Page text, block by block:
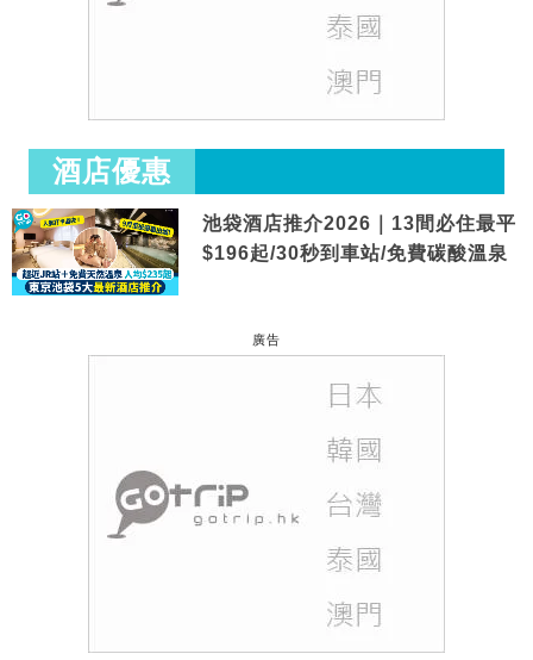
酒店優惠
池袋酒店推介2026｜13間必住最平
$196起/30秒到車站/免費碳酸溫泉
廣告